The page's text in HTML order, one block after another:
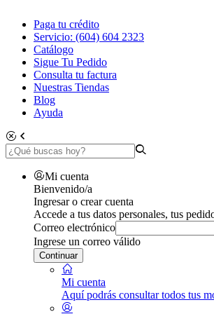
Paga tu crédito
Servicio: (604) 604 2323
Catálogo
Sigue Tu Pedido
Consulta tu factura
Nuestras Tiendas
Blog
Ayuda
Mi cuenta
Bienvenido/a
Ingresar o crear cuenta
Accede a tus datos personales, tus
Correo electrónico
Ingrese un correo válido
Continuar
Mi cuenta
Aquí podrás consultar todos tus